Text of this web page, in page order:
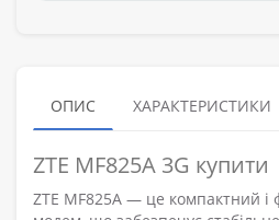
ОПИС ХАРАКТЕРИСТИКИ
ZTE MF825A 3G купити
ZTE MF825A — це компактний і